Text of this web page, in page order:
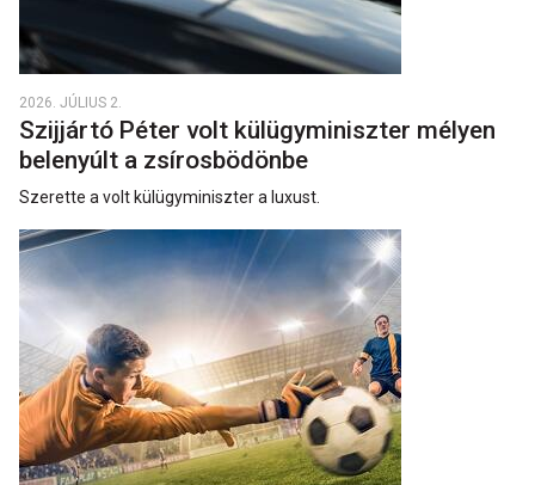
2026. JÚLIUS 2.
Szijjártó Péter volt külügyminiszter mélyen
belenyúlt a zsírosbödönbe
Szerette a volt külügyminiszter a luxust.